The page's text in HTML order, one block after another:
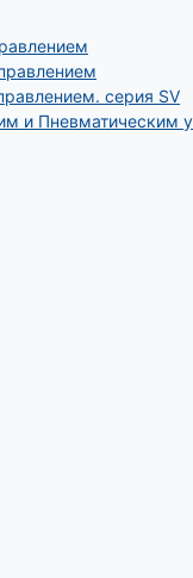
серия SV
и Пневматическим